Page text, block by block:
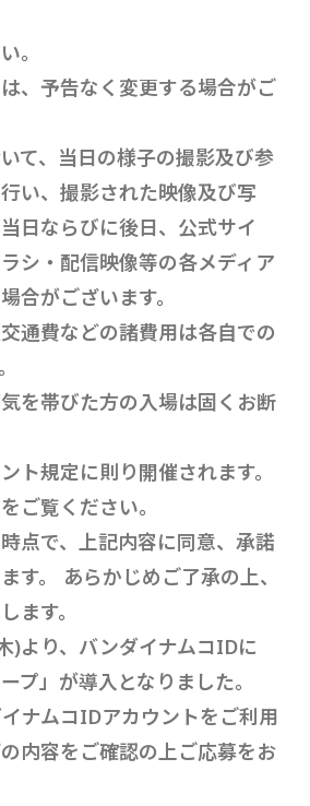
。
、予告なく変更する場合がご
て、当日の様子の撮影及び参
い、撮影された映像及び写
日ならびに後日、公式サイ
シ・配信映像等の各メディア
合がございます。
通費などの諸費用は各自での
を帯びた方の入場は固くお断
ト規定に則り開催されます。
ご覧ください。
点で、上記内容に同意、承諾
す。 あらかじめご了承の上、
ます。
)より、バンダイナムコIDに
プ」が導入となりました。
ナムコIDアカウントをご利用
内容をご確認の上ご応募をお